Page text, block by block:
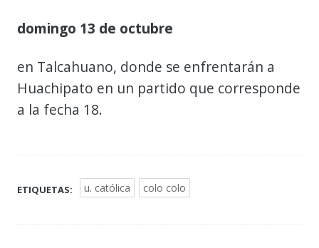
domingo 13 de octubre
en Talcahuano, donde se enfrentarán a
Huachipato en un partido que corresponde
a la fecha 18.
ETIQUETAS: u. católica colo colo